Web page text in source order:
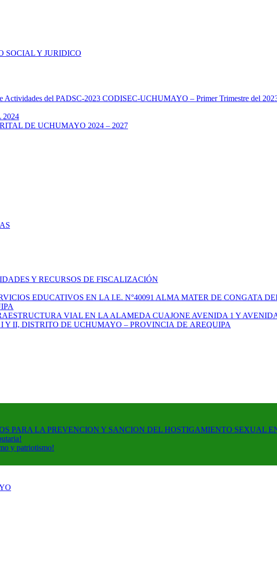
SOCIAL Y JURIDICO
Actividades del PADSC-2023 CODISEC-UCHUMAYO – Primer Trimestre del
2024
DE UCHUMAYO 2024 – 2027
Y RECURSOS DE FISCALIZACIÓN
EDUCATIVOS EN LA I.E. N°40091 ALMA MATER DE CONGATA
VIAL EN LA ALAMEDA CUAJONE AVENIDA 1 Y
Y II, DISTRITO DE UCHUMAYO – PROVINCIA DE AREQUIPA
PARA LA PREVENCION Y SANCION DEL HOSTIGAMIENTO SEXUAL
y patriotismo!